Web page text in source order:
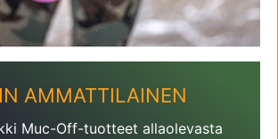
AMMATTILAINEN
Muc-Off-tuotteet allaolevasta